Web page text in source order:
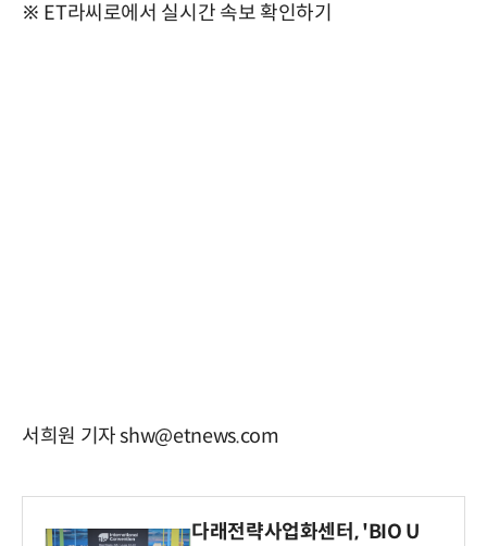
※ ET라씨로에서 실시간 속보 확인하기
서희원 기자 shw@etnews.com
다래전략사업화센터, 'BIO U